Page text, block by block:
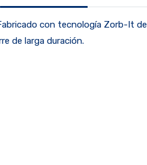
con tecnología Zorb-It
de larga duración.